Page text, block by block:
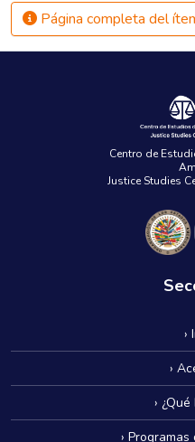
Página completa del
Centro de
Justice Studies
›
›
›
›